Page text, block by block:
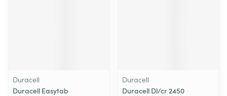
Duracell
Duracell Easytab
Duracell
Duracell Dl/cr 2450